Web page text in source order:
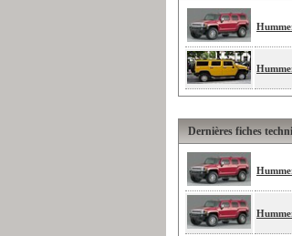
Dernières fiches